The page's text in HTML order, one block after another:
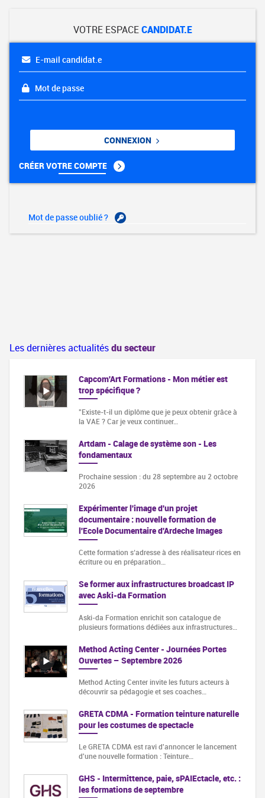
VOTRE ESPACECANDIDAT.E
E-mail candidat.e
Mot de passe
CONNEXION
CRÉER VOTRE COMPTE
Mot de passe oublié ?
Les dernières actualitésdu secteur
Capcom'Art Formations - Mon métier est
trop spécifique ?
"Existe-t-il un diplôme que je peux obtenir grâce à
la VAE ? Car je veux continuer…
Artdam - Calage de système son - Les
fondamentaux
Prochaine session : du 28 septembre au 2 octobre
2026
Expérimenter l'image d'un projet
documentaire : nouvelle formation de
l'Ecole Documentaire d'Ardeche Images
Cette formation s‘adresse à des réalisateur·rices en
écriture ou en préparation…
Se former aux infrastructures broadcast IP
avec Aski-da Formation
Aski-da Formation enrichit son catalogue de
plusieurs formations dédiées aux infrastructures…
Method Acting Center - Journées Portes
Ouvertes – Septembre 2026
Method Acting Center invite les futurs acteurs à
découvrir sa pédagogie et ses coaches…
GRETA CDMA - Formation teinture naturelle
pour les costumes de spectacle
Le GRETA CDMA est ravi d'annoncer le lancement
d'une nouvelle formation : Teinture…
GHS - Intermittence, paie, sPAIEctacle, etc. :
les formations de septembre